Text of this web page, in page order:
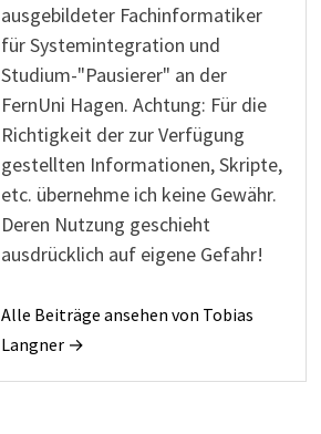
ausgebildeter Fachinformatiker
für Systemintegration und
Studium-"Pausierer" an der
FernUni Hagen. Achtung: Für die
Richtigkeit der zur Verfügung
gestellten Informationen, Skripte,
etc. übernehme ich keine Gewähr.
Deren Nutzung geschieht
ausdrücklich auf eigene Gefahr!
Alle Beiträge ansehen von Tobias
Langner →